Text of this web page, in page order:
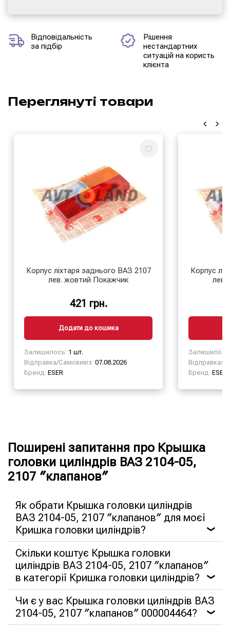
Відповідальність
за підбір
Рішення
нестандартних
ситуацій на користь
клієнта
Переглянуті товари
Корпус ліхтаря заднього ВАЗ 2107
лев. жовтий Покажчик
421 грн.
Додати до кошика
Залишилось: 1 шт.
Відправка/Самовивіз: 07.08.2026
Бренд: ESER
Корпус
лев.
Відправка/
Бренд: ESER
Поширені запитання про Крышка
головки циліндрів ВАЗ 2104-05,
2107 ″клапанов″
Як обрати Крышка головки циліндрів
ВАЗ 2104-05, 2107 ″клапанов″ для моєї
Кришка головки циліндрів?
❯
Скільки коштує Крышка головки
циліндрів ВАЗ 2104-05, 2107 ″клапанов″
в категорії Кришка головки циліндрів?
❯
Чи є у вас Крышка головки циліндрів ВАЗ
2104-05, 2107 ″клапанов″ 000004464?
❯